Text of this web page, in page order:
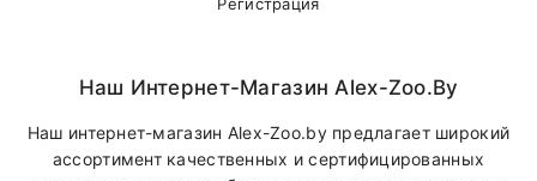
Наш Интернет-Магазин Alex-Zoo.by
Наш интернет-магазин Alex-Zoo.by предлагает широкий
ассортимент качественных и сертифицированных